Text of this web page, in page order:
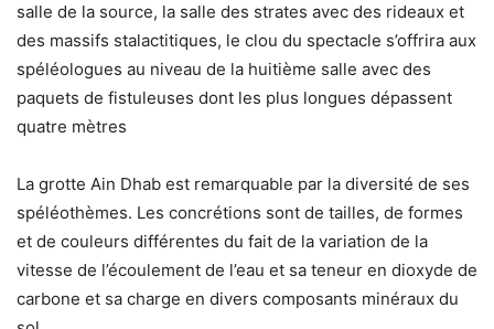
salle de la source, la salle des strates avec des rideaux et
des massifs stalactitiques, le clou du spectacle s’offrira aux
spéléologues au niveau de la huitième salle avec des
paquets de fistuleuses dont les plus longues dépassent
quatre mètres
La grotte Ain Dhab est remarquable par la diversité de ses
spéléothèmes. Les concrétions sont de tailles, de formes
et de couleurs différentes du fait de la variation de la
vitesse de l’écoulement de l’eau et sa teneur en dioxyde de
carbone et sa charge en divers composants minéraux du